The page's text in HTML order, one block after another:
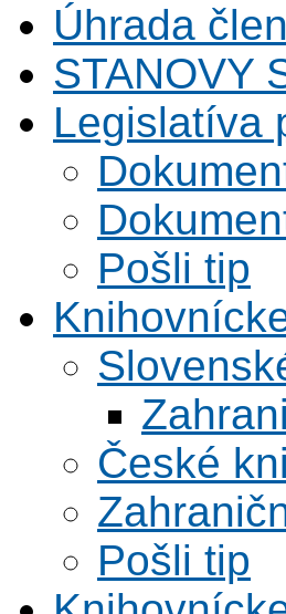
Úhrada
STANOVY
Legislatíva
Pošli tip
České
Pošli tip